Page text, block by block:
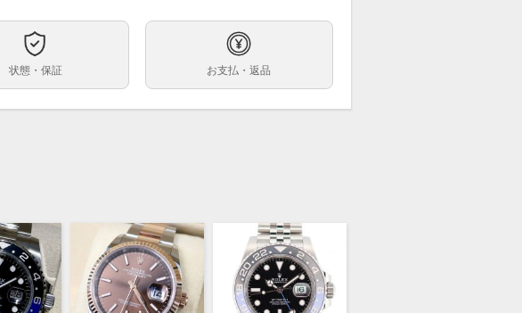
40ｍｍ
箱・保証書(最新ギャラ：2020年11月印)・
冊子・グリーンクロノメータータグ
鏡面部分に薄いスレがございますが、全体
状態・保証 お支払・返品